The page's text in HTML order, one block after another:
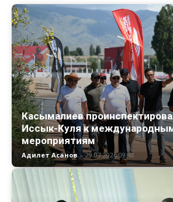
Касымалиев
Иссык-Куля к
мероприятиям
Адилет Асанов - 29.07.2026 09:48